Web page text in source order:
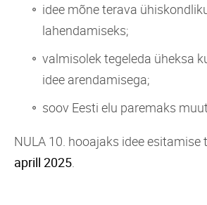
idee mõne terava
lahendamiseks;
valmisolek tegeleda üheksa
idee arendamisega;
soov Eesti elu paremaks
NULA 10. hooajaks idee esitamise
aprill 2025.